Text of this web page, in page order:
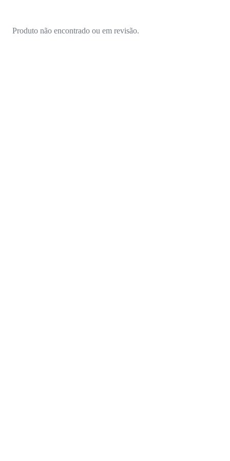
Produto não encontrado ou em revisão.